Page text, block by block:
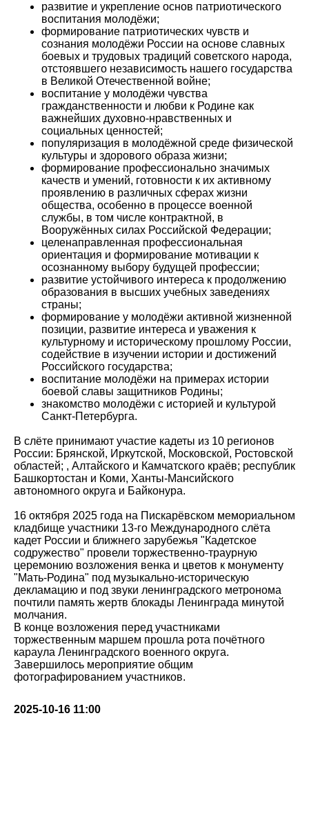
развитие и укрепление основ патриотического
воспитания молодёжи;
формирование патриотических чувств и
сознания молодёжи России на основе славных
боевых и трудовых традиций советского народа,
отстоявшего независимость нашего государства
в Великой Отечественной войне;
воспитание у молодёжи чувства
гражданственности и любви к Родине как
важнейших духовно-нравственных и
социальных ценностей;
популяризация в молодёжной среде физической
культуры и здорового образа жизни;
формирование профессионально значимых
качеств и умений, готовности к их активному
проявлению в различных сферах жизни
общества, особенно в процессе военной
службы, в том числе контрактной, в
Вооружённых силах Российской Федерации;
целенаправленная профессиональная
ориентация и формирование мотивации к
осознанному выбору будущей профессии;
развитие устойчивого интереса к продолжению
образования в высших учебных заведениях
страны;
формирование у молодёжи активной жизненной
позиции, развитие интереса и уважения к
культурному и историческому прошлому России,
содействие в изучении истории и достижений
Российского государства;
воспитание молодёжи на примерах истории
боевой славы защитников Родины;
знакомство молодёжи с историей и культурой
Санкт-Петербурга.
В слёте принимают участие кадеты из 10 регионов
России: Брянской, Иркутской, Московской, Ростовской
областей; , Алтайского и Камчатского краёв; республик
Башкортостан и Коми, Ханты-Мансийского
автономного округа и Байконура.
16 октября 2025 года на Пискарёвском мемориальном
кладбище участники 13-го Международного слёта
кадет России и ближнего зарубежья "Кадетское
содружество" провели торжественно-траурную
церемонию возложения венка и цветов к монументу
"Мать-Родина" под музыкально-историческую
декламацию и под звуки ленинградского метронома
почтили память жертв блокады Ленинграда минутой
молчания.
В конце возложения перед участниками
торжественным маршем прошла рота почётного
караула Ленинградского военного округа.
Завершилось мероприятие общим
фотографированием участников.
2025-10-16 11:00